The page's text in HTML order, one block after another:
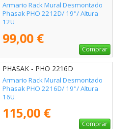
Armario Rack Mural Desmontado
Phasak PHO 2212D/ 19"/ Altura
12U
99,00 €
Comprar
PHASAK - PHO 2216D
Armario Rack Mural Desmontado
Phasak PHO 2216D/ 19"/ Altura
16U
115,00 €
Comprar